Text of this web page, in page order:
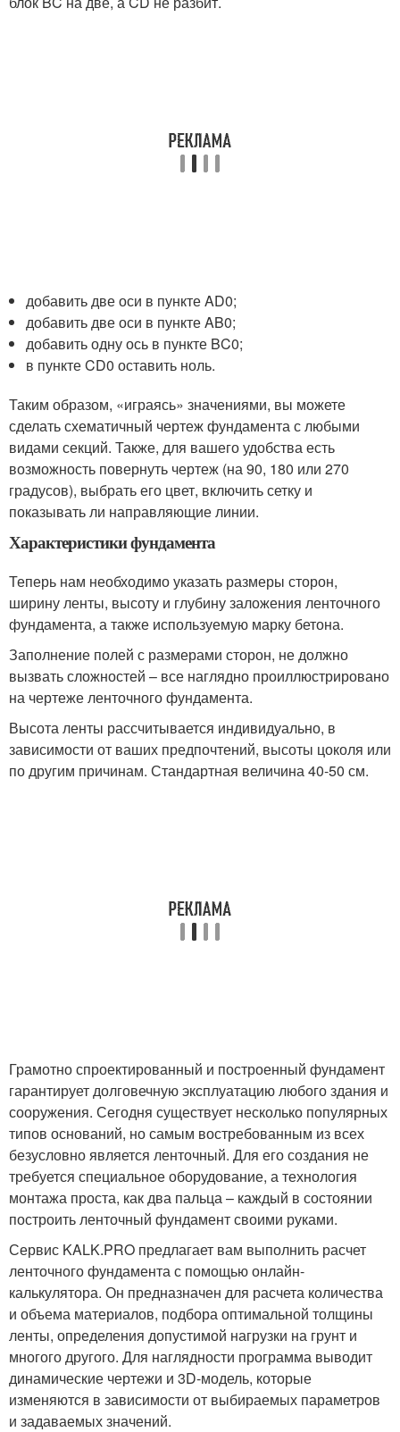
добавить две оси в пункте AD0;
добавить две оси в пункте AB0;
добавить одну ось в пункте BC0;
в пункте CD0 оставить ноль.
Таким образом, «играясь» значениями, вы можете
сделать схематичный чертеж фундамента с любыми
видами секций. Также, для вашего удобства есть
возможность повернуть чертеж (на 90, 180 или 270
градусов), выбрать его цвет, включить сетку и
показывать ли направляющие линии.
Характеристики фундамента
Теперь нам необходимо указать размеры сторон,
ширину ленты, высоту и глубину заложения ленточного
фундамента, а также используемую марку бетона.
Заполнение полей с размерами сторон, не должно
вызвать сложностей – все наглядно проиллюстрировано
на чертеже ленточного фундамента.
Высота ленты рассчитывается индивидуально, в
зависимости от ваших предпочтений, высоты цоколя или
по другим причинам. Стандартная величина 40-50 см.
Грамотно спроектированный и построенный фундамент
гарантирует долговечную эксплуатацию любого здания и
сооружения. Сегодня существует несколько популярных
типов оснований, но самым востребованным из всех
безусловно является ленточный. Для его создания не
требуется специальное оборудование, а технология
монтажа проста, как два пальца – каждый в состоянии
построить ленточный фундамент своими руками.
Сервис KALK.PRO предлагает вам выполнить расчет
ленточного фундамента с помощью онлайн-
калькулятора. Он предназначен для расчета количества
и объема материалов, подбора оптимальной толщины
ленты, определения допустимой нагрузки на грунт и
многого другого. Для наглядности программа выводит
динамические чертежи и 3D-модель, которые
изменяются в зависимости от выбираемых параметров
и задаваемых значений.